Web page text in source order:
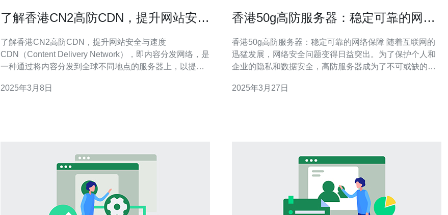
了解香港CN2高防CDN，提升网站安全
了解香港CN2高防CDN，提升网站安全与速度
CDN（Content Delivery Network），即内容分发网络，是
一种通过将内容分发到全球不同地点的服务器上，以提高
内容从最近的服务器上提供，减少了网络延迟和带宽消
2025年3月8日
香港50g高防服务器：稳定可靠的网络
香港50g高防服务器：稳定可靠的网络保障 随着互联网的
迅猛发展，网络安全问题变得日益突出。为了保护个人和
企业的隐私和数据安全，高防服务器成为了不可或缺的一
定可靠的网络保障方面的优势。 香港50g高防服务器是指
2025年3月27日